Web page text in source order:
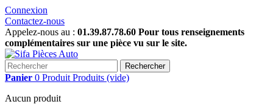
Connexion
Contactez-nous
Appelez-nous au : 01.39.87.78.60 Pour tous renseignements
complémentaires sur une pièce vu sur le site.
Rechercher
Panier 0 Produit Produits (vide)
Aucun produit